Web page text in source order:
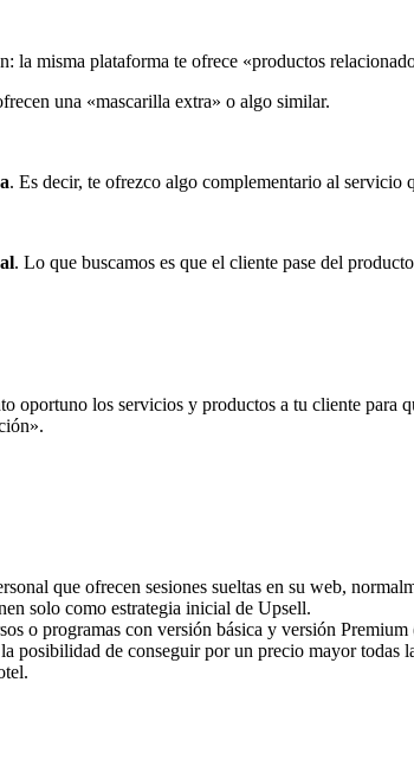
la misma plataforma te ofrece «productos
una «mascarilla extra» o algo similar.
. Es decir, te ofrezco algo complementario al servicio
. Lo que buscamos es que el cliente pase del
oportuno los servicios y productos a tu cliente para
que ofrecen sesiones sueltas en su web,
solo como estrategia inicial de Upsell.
o programas con versión básica y versión
posibilidad de conseguir por un precio mayor